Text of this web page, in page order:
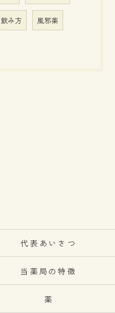
飲み方 風邪薬
代表あいさつ
当薬局の特徴
薬